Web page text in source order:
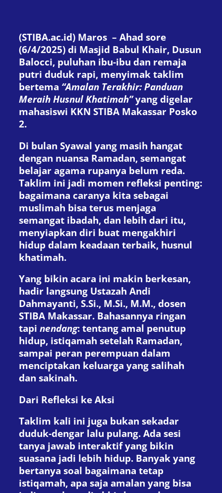
(STIBA.ac.id) Maros – Ahad sore
(6/4/2025) di Masjid Babul Khair, Dusun
Balocci, puluhan ibu-ibu dan remaja
putri duduk rapi, menyimak taklim
bertema “Amalan Terakhir: Panduan
Meraih Husnul Khatimah”yang digelar
mahasiswi KKN STIBA Makassar Posko
2.
Di bulan Syawal yang masih hangat
dengan nuansa Ramadan, semangat
belajar agama rupanya belum reda.
Taklim ini jadi momen refleksi penting:
bagaimana caranya kita sebagai
muslimah bisa terus menjaga
semangat ibadah, dan lebih dari itu,
menyiapkan diri buat mengakhiri
hidup dalam keadaan terbaik, husnul
khatimah.
Yang bikin acara ini makin berkesan,
hadir langsung Ustazah Andi
Dahmayanti, S.Si., M.Si., M.M., dosen
STIBA Makassar. Bahasannya ringan
tapi nendang: tentang amal penutup
hidup, istiqamah setelah Ramadan,
sampai peran perempuan dalam
menciptakan keluarga yang salihah
dan sakinah.
Dari Refleksi ke Aksi
Taklim kali ini juga bukan sekadar
duduk-dengar lalu pulang. Ada sesi
tanya jawab interaktif yang bikin
suasana jadi lebih hidup. Banyak yang
bertanya soal bagaimana tetap
istiqamah, apa saja amalan yang bisa